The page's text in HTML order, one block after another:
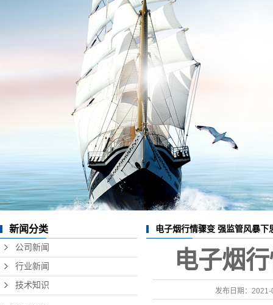
联系我们
移动电源充电宝铝外壳
数据线铝外壳
硬盘盒铝外壳
新闻分类
公司新闻
行业新闻
技术知识
电子烟行情骤变 强监管风暴下
电子烟
发布日期： 2021-